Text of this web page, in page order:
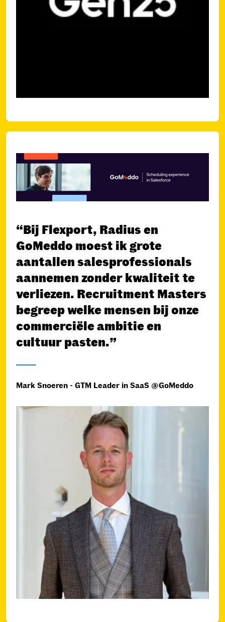
“Bij Flexport, Radius en
GoMeddo moest ik grote
aantallen salesprofessionals
aannemen zonder kwaliteit te
verliezen. Recruitment Masters
begreep welke mensen bij onze
commerciële ambitie en
cultuur pasten.”
Mark Snoeren - GTM Leader in SaaS @GoMeddo